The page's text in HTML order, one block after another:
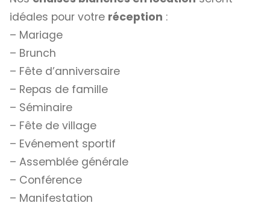
idéales pour votre réception :
– Mariage
– Brunch
– Fête d’anniversaire
– Repas de famille
– Séminaire
– Fête de village
– Evénement sportif
– Assemblée générale
– Conférence
– Manifestation